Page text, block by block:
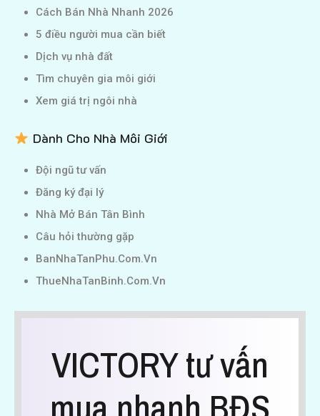
Cách Bán Nhà Nhanh 2026
5 điều người mua cần biết
Dịch vụ nhà đất
Tìm chuyên gia môi giới
Xem giá trị ngôi nhà
Dành Cho Nhà Môi Giới
Đội ngũ tư vấn
Đăng ký đại lý
Nhà Mở Bán Tân Bình
Câu hỏi thường gặp
BanNhaTanPhu.Com.Vn
ThueNhaTanBinh.Com.Vn
VICTORY tư vấn